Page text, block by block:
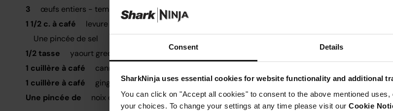
Consent Details
SharkNinja uses essential cookies for website functionality and additional
You can click on "Accept all cookies" to consent to the above mentioned
your choices. To change your settings at any time please visit our Cookie
3
œufs entiers - température ambiante
1 1/2 c. à café
levure chimique
Une pincée de sel
1/2 tasse
yaourt grec allégé
1 cuillère à café
cannelle moulue
1 cuillère à café
gingembre moulu
Une pincée de
noix de muscade
Mettez votre gâteau au four pendant environ
brochette et qu'il ressorte propre. Laissez
Pendant ce temps, pour le glaçage,
jusqu'à ce qu'il soit complètement incorporé.
refroidi. Décorez avec des bonhommes de